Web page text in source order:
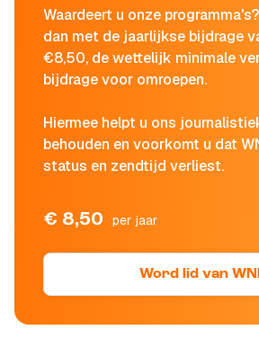
Waardeert u onze
dan met de jaarlijkse bijdrage
€8,50, de wettelijk minimale
bijdrage voor omroepen.
Hiermee helpt u ons
behouden en voorkomt u dat
status en zendtijd verliest.
€ 8,50 per jaar
Word lid van